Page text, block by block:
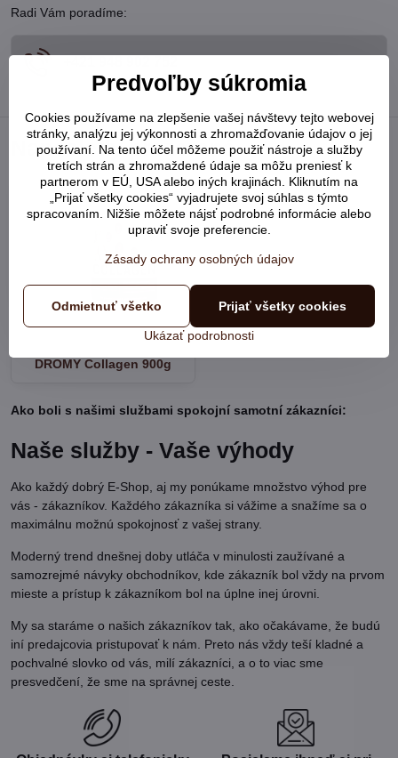
Radi Vám poradíme:
Naposledy prezerané
DROMY Collagen 900g
Ako boli s našimi službami spokojní samotní zákazníci:
Naše služby - Vaše výhody
Ako každý dobrý E-Shop, aj my ponúkame množstvo výhod pre
vás - zákazníkov. Každého zákazníka si vážime a snažíme sa o
maximálnu možnú spokojnosť z vašej strany.
Moderný trend dnešnej doby utláča v minulosti zaužívané a
samozrejmé návyky obchodníkov, kde zákazník bol vždy na prvom
mieste a prístup k zákazníkom bol na úplne inej úrovni.
My sa staráme o našich zákazníkov tak, ako očakávame, že budú
iní predajcovia pristupovať k nám. Preto nás vždy teší kladné a
pochvalné slovko od vás, milí zákazníci, a o to viac sme
presvedčení, že sme na správnej ceste.
Predvoľby súkromia
Cookies používame na zlepšenie vašej návštevy tejto webovej
stránky, analýzu jej výkonnosti a zhromažďovanie údajov o jej
používaní. Na tento účel môžeme použiť nástroje a služby
tretích strán a zhromaždené údaje sa môžu preniesť k
partnerom v EÚ, USA alebo iných krajinách. Kliknutím na
„Prijať všetky cookies“ vyjadrujete svoj súhlas s týmto
spracovaním. Nižšie môžete nájsť podrobné informácie alebo
upraviť svoje preferencie.
Zásady ochrany osobných údajov
Ukázať podrobnosti
Prijať všetky cookies
Odmietnuť všetko